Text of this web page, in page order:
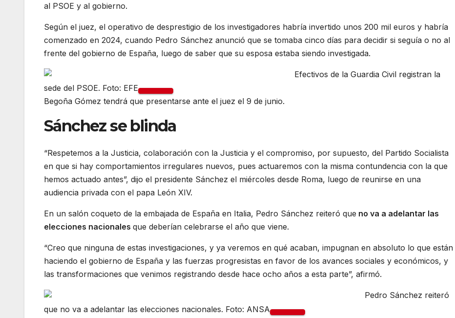
al PSOE y al gobierno.
Según el juez, el operativo de desprestigio de los investigadores habría invertido unos 200 mil euros y habría
comenzado en 2024, cuando Pedro Sánchez anunció que se tomaba cinco días para decidir si seguía o no al
frente del gobierno de España, luego de saber que su esposa estaba siendo investigada.
Efectivos de la Guardia Civil registran la
sede del PSOE. Foto: EFE
Begoña Gómez tendrá que presentarse ante el juez el 9 de junio.
Sánchez se blinda
“Respetemos a la Justicia, colaboración con la Justicia y el compromiso, por supuesto, del Partido Socialista
en que si hay comportamientos irregulares nuevos, pues actuaremos con la misma contundencia con la que
hemos actuado antes”, dijo el presidente Sánchez el miércoles desde Roma, luego de reunirse en una
audiencia privada con el papa León XIV.
En un salón coqueto de la embajada de España en Italia, Pedro Sánchez reiteró que no va a adelantar las
elecciones nacionales que deberían celebrarse el año que viene.
“Creo que ninguna de estas investigaciones, y ya veremos en qué acaban, impugnan en absoluto lo que están
haciendo el gobierno de España y las fuerzas progresistas en favor de los avances sociales y económicos, y
las transformaciones que venimos registrando desde hace ocho años a esta parte”, afirmó.
Pedro Sánchez reiteró
que no va a adelantar las elecciones nacionales. Foto: ANSA